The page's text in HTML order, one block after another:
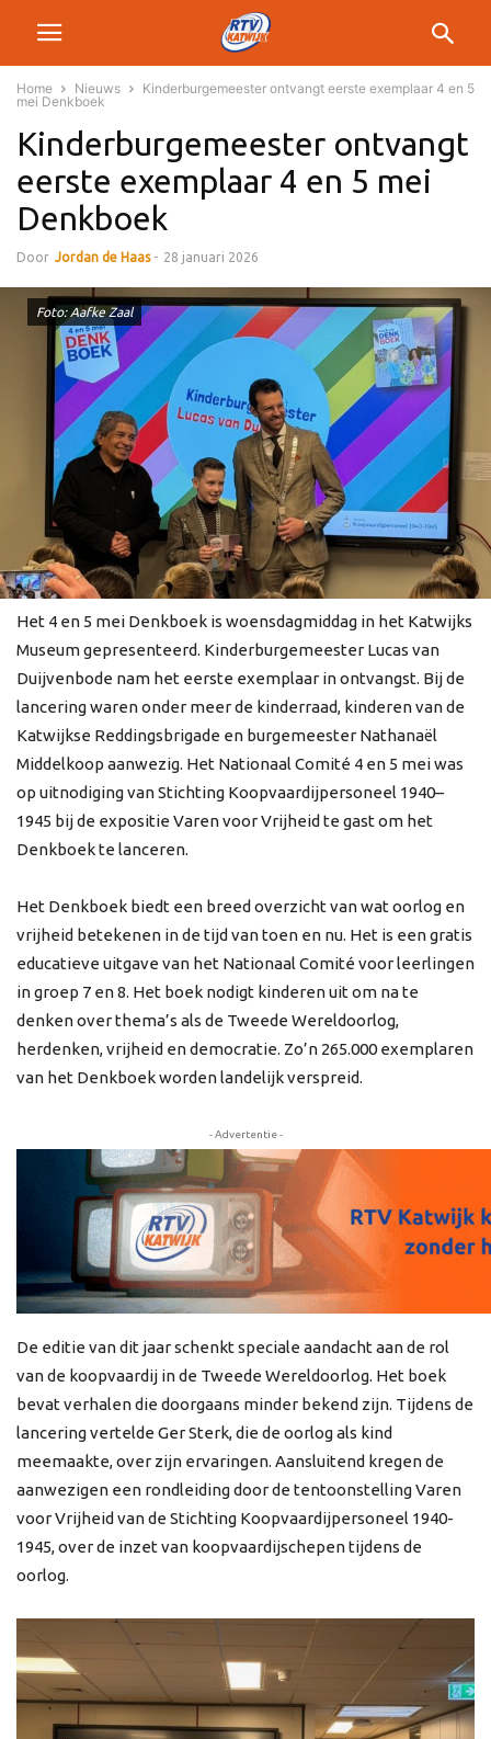
Home Nieuws
Kinderburgemeester ontvangt eerste exemplaar 4 en 5
mei Denkboek
Kinderburgemeester ontvangt
eerste exemplaar 4 en 5 mei
Denkboek
Door Jordan de Haas - 28 januari 2026
Foto: Aafke Zaal
Het 4 en 5 mei Denkboek is woensdagmiddag in het Katwijks
Museum gepresenteerd. Kinderburgemeester Lucas van
Duijvenbode nam het eerste exemplaar in ontvangst. Bij de
lancering waren onder meer de kinderraad, kinderen van de
Katwijkse Reddingsbrigade en burgemeester Nathanaël
Middelkoop aanwezig. Het Nationaal Comité 4 en 5 mei was
op uitnodiging van Stichting Koopvaardijpersoneel 1940–
1945 bij de expositie Varen voor Vrijheid te gast om het
Denkboek te lanceren.
Het Denkboek biedt een breed overzicht van wat oorlog en
vrijheid betekenen in de tijd van toen en nu. Het is een gratis
educatieve uitgave van het Nationaal Comité voor leerlingen
in groep 7 en 8. Het boek nodigt kinderen uit om na te
denken over thema’s als de Tweede Wereldoorlog,
herdenken, vrijheid en democratie. Zo’n 265.000 exemplaren
van het Denkboek worden landelijk verspreid.
- Advertentie -
De editie van dit jaar schenkt speciale aandacht aan de rol
van de koopvaardij in de Tweede Wereldoorlog. Het boek
bevat verhalen die doorgaans minder bekend zijn. Tijdens de
lancering vertelde Ger Sterk, die de oorlog als kind
meemaakte, over zijn ervaringen. Aansluitend kregen de
aanwezigen een rondleiding door de tentoonstelling Varen
voor Vrijheid van de Stichting Koopvaardijpersoneel 1940-
1945, over de inzet van koopvaardijschepen tijdens de
oorlog.